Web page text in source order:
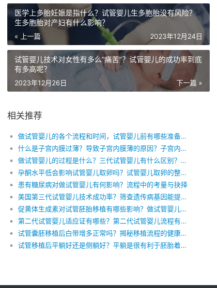
医学上多胎妊娠是指什么？试管婴儿生多胞胎没有风险？
生多胞胎对产妇有什么影响？
« 上一篇 2023年12月24日
试管婴儿技术对女性有多么“痛苦”？试管婴儿的成功率到底
有多高呢？
下一篇 »
2023年12月26日
相关推荐
做试管婴儿的各个流程和时间，试管婴儿前有哪些准备工作
什么是子宫内膜过薄？导致子宫内膜薄的原因？子宫内膜薄可以做试管婴儿吗?
做试管婴儿的过程是什么？三代试管婴儿有什么区别？三代试管婴儿成功率高吗？
孕酮水平低会影响试管婴儿取卵吗？试管婴儿取卵的整个流程是怎么样的
患有糖尿病对做试管婴儿有何影响？流程中的考量与抉择
美国第三代试管婴儿技术成功率？筛查遗传病基因能提高试管婴儿成功率？
促黄体生成素对试管胚胎移植有哪些影响？做试管婴儿的流程是怎么样的？
第二代试管婴儿适应证有哪些？第二代试管婴儿流程有哪些步骤？
试管囊胚移植后白带增多正常吗？揭秘移植流程的健康信号
试管移植后平躺好还是侧躺好？平躺是很有利于胚胎着床的！